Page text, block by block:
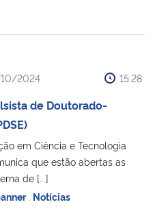
2024 15:28
de Doutorado-
em Ciência e Tecnologia
que estão abertas as
de [...]
Notícias